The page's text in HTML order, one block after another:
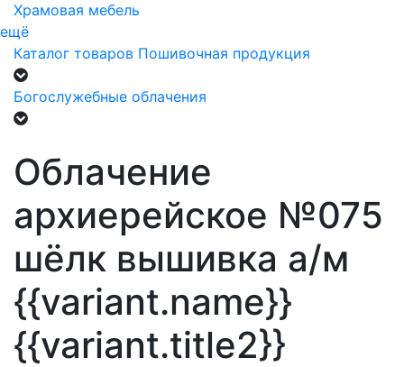
Храмовая мебель
ещё
Каталог товаров Пошивочная продукция
Богослужебные облачения
Облачение
архиерейское №075
шёлк вышивка а/м
{{variant.name}}
{{variant.title2}}